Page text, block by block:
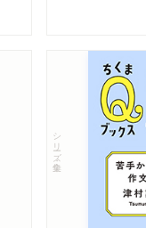
シリーズ・全集